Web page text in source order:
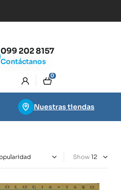
099 202 8157
Contáctanos
0
Nuestras tiendas
Show